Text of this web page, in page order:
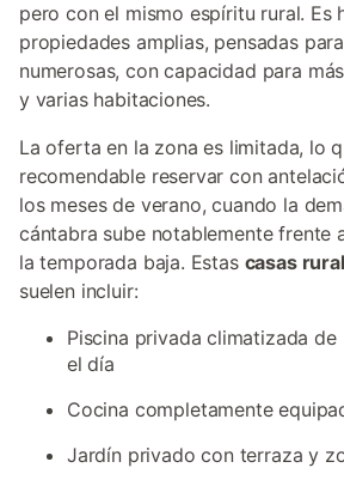
pero con el mismo espíritu rural. Es
propiedades amplias, pensadas
numerosas, con capacidad para
y varias habitaciones.
La oferta en la zona es limitada, lo
recomendable reservar con
los meses de verano, cuando la
cántabra sube notablemente frente
la temporada baja. Estas casas
suelen incluir:
Piscina privada climatizada
el día
Cocina completamente
Jardín privado con terraza y